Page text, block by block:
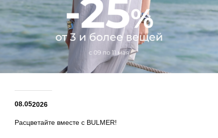
08.052026
Расцветайте вместе с BULMER!